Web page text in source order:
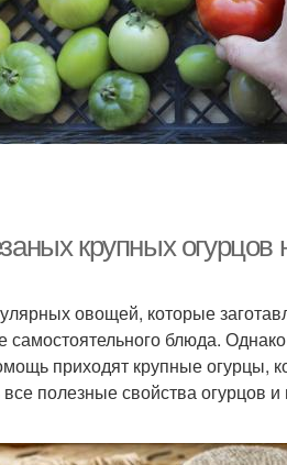
крупных огурцов
овощей, которые
самостоятельного блюда.
приходят крупные огурцы,
все полезные свойства